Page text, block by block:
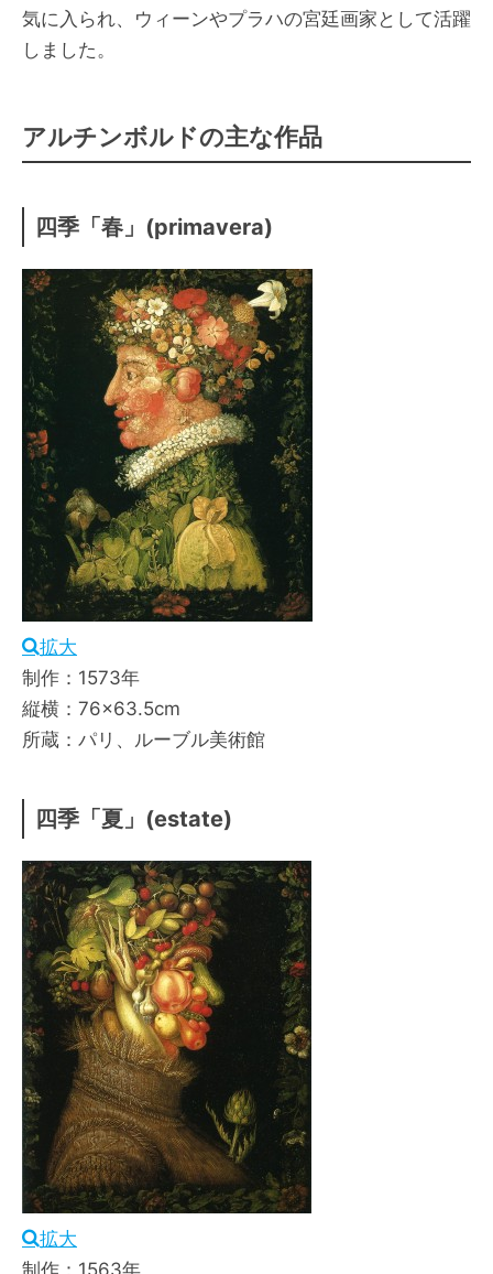
気に入られ、ウィーンやプラハの宮廷画家として活躍
しました。
アルチンボルドの主な作品
四季「春」(primavera)
拡大
制作：1573年
縦横：76×63.5cm
所蔵：パリ、ルーブル美術館
四季「夏」(estate)
拡大